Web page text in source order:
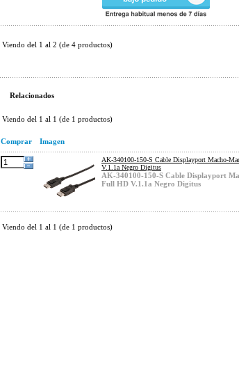
Viendo del 1 al 2 (de 4 productos)
Relacionados
Viendo del 1 al 1 (de 1 productos)
Comprar Imagen
AK-340100-150-S Cable Displayport Macho-
V.1.1a Negro Digitus
AK-340100-150-S Cable Displayport
Full HD V.1.1a Negro Digitus
Viendo del 1 al 1 (de 1 productos)